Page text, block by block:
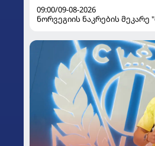
09:00/09-08-2026
ნორვეგიის ნაკრების